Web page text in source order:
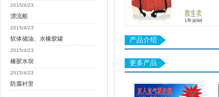
2015/4/23
漂流船
2015/4/23
软体储油、水橡胶罐
2015/4/23
橡胶水坝
2015/4/23
防腐衬里
产品介绍
更多产品